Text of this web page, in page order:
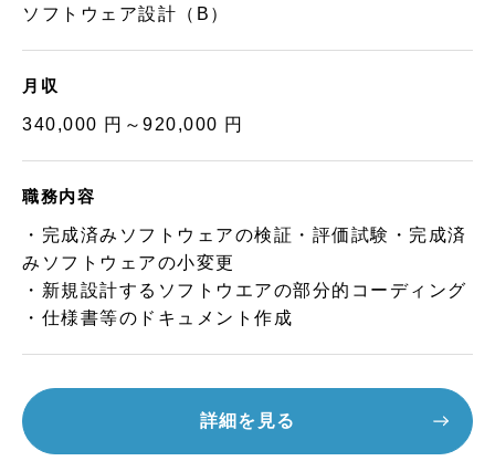
ソフトウェア設計（B）
月収
340,000 円～920,000 円
職務内容
・完成済みソフトウェアの検証・評価試験・完成済
みソフトウェアの小変更
・新規設計するソフトウエアの部分的コーディング
・仕様書等のドキュメント作成
詳細を見る